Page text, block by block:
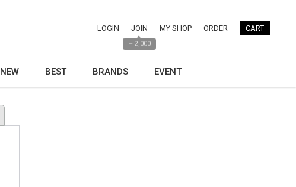
LOGIN JOIN
▲
+ 2,000
MY SHOP ORDER CART
NEW BEST BRANDS EVENT